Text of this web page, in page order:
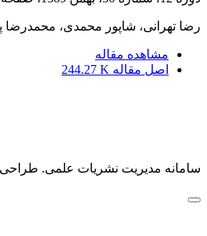
رضا تهرانی، شاپور محمدی، محمدرضا
مشاهده مقاله
اصل مقاله 244.27 K
سامانه مدیریت نشریات علمی. طراحی